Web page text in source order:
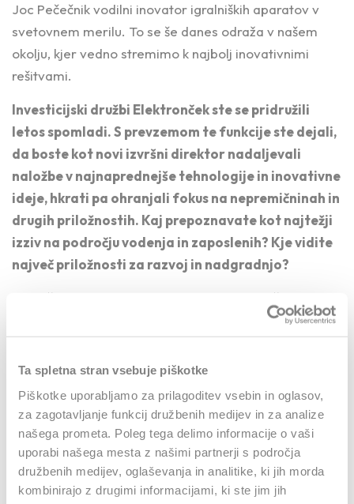
Ta spletna stran vsebuje piškotke
Piškotke uporabljamo za prilagoditev vsebin in oglasov,
za zagotavljanje funkcij družbenih medijev in za analize
našega prometa. Poleg tega delimo informacije o vaši
uporabi našega mesta z našimi partnerji s področja
družbenih medijev, oglaševanja in analitike, ki jih morda
kombinirajo z drugimi informacijami, ki ste jim jih
Joc Pečečnik vodilni inovator igralniških aparatov v
svetovnem merilu. To se še danes odraža v našem
okolju, kjer vedno stremimo k najbolj inovativnimi
rešitvami.
Investicijski družbi Elektronček ste se pridružili
letos spomladi. S prevzemom te funkcije ste dejali,
da boste kot novi izvršni direktor nadaljevali
naložbe v najnaprednejše tehnologije in inovativne
ideje, hkrati pa ohranjali fokus na nepremičninah in
drugih priložnostih. Kaj prepoznavate kot najtežji
izziv na področju vodenja in zaposlenih? Kje vidite
največ priložnosti za razvoj in nadgradnjo?
Največji izziv je uskladitev hitro spreminjajočih se
tehnoloških trendov z obstoječimi poslovnimi modeli.
In pa dejstvu, da imamo v našem portfelju naložbe, ki
so si med seboj popolnoma različne, kar seveda
izkušnjami. Poleg tega pa se naše investicije nahajajo
v različnih državah, kjer se dnevno srečujemo z
različnimi kulturami ljudi. Nedvomno pa je to tudi
prednost za kontinuirano učenje in rast. Mednarodno
okolje ti resnično veliko prinese.